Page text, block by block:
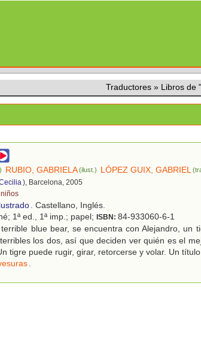
Traductores » Libros de
RUBIO, GABRIELA(ilust.) LÓPEZ GUIX, GABRIEL
), Barcelona, 2005
. Castellano, Inglés.
1ª ed., 1ª imp.; papel; ISBN: 84-933060-6-1
blue bear, se encuentra con Alejandro, un
los dos, así que deciden ver quién es el
tigre puede rugir, girar, retorcerse y volar. Un
.